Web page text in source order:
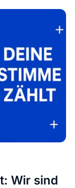
Wir sind